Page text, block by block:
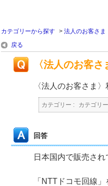
カテゴリーから探す > 法人のお客さま
戻る
〈法人のお客
〈法人のお客さま
カテゴリー : カテゴリ
回答
日本国内で販売さ
「NTTドコモ回線